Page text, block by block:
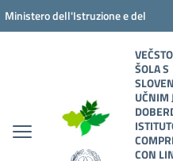
Vai ai contenuti
Vai al menu di navigazione
Vai al footer
Ministero dell'Istruzione e del
ŠOLA S
UČNIM
CON